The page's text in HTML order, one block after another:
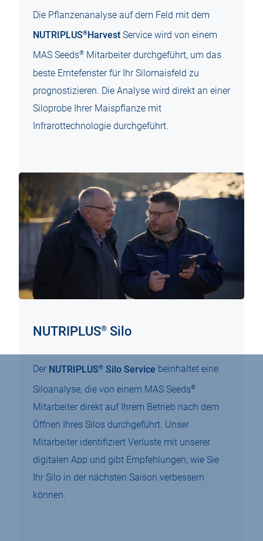
Die Pflanzenanalyse auf dem Feld mit dem
NUTRIPLUS® Harvest Service wird von einem
MAS Seeds® Mitarbeiter durchgeführt, um das
beste Erntefenster für Ihr Silomaisfeld zu
prognostizieren. Die Analyse wird direkt an einer
Siloprobe Ihrer Maispflanze mit
Infrarottechnologie durchgeführt.
NUTRIPLUS® Silo
Der NUTRIPLUS® Silo Service beinhaltet eine
Siloanalyse, die von einem MAS Seeds®
Mitarbeiter direkt auf Ihrem Betrieb nach dem
Öffnen Ihres Silos durchgeführt. Unser
Mitarbeiter identifiziert Verluste mit unserer
digitalen App und gibt Empfehlungen, wie Sie
Ihr Silo in der nächsten Saison verbessern
können.